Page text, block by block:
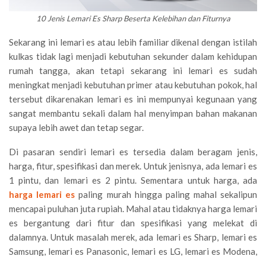
10 Jenis Lemari Es Sharp Beserta Kelebihan dan Fiturnya
Sekarang ini lemari es atau lebih familiar dikenal dengan istilah
kulkas tidak lagi menjadi kebutuhan sekunder dalam kehidupan
rumah tangga, akan tetapi sekarang ini lemari es sudah
meningkat menjadi kebutuhan primer atau kebutuhan pokok, hal
tersebut dikarenakan lemari es ini mempunyai kegunaan yang
sangat membantu sekali dalam hal menyimpan bahan makanan
supaya lebih awet dan tetap segar.
Di pasaran sendiri lemari es tersedia dalam beragam jenis,
harga, fitur, spesifikasi dan merek. Untuk jenisnya, ada lemari es
1 pintu, dan lemari es 2 pintu. Sementara untuk harga, ada
harga lemari es paling murah hingga paling mahal sekalipun
mencapai puluhan juta rupiah. Mahal atau tidaknya harga lemari
es bergantung dari fitur dan spesifikasi yang melekat di
dalamnya. Untuk masalah merek, ada lemari es Sharp, lemari es
Samsung, lemari es Panasonic, lemari es LG, lemari es Modena,